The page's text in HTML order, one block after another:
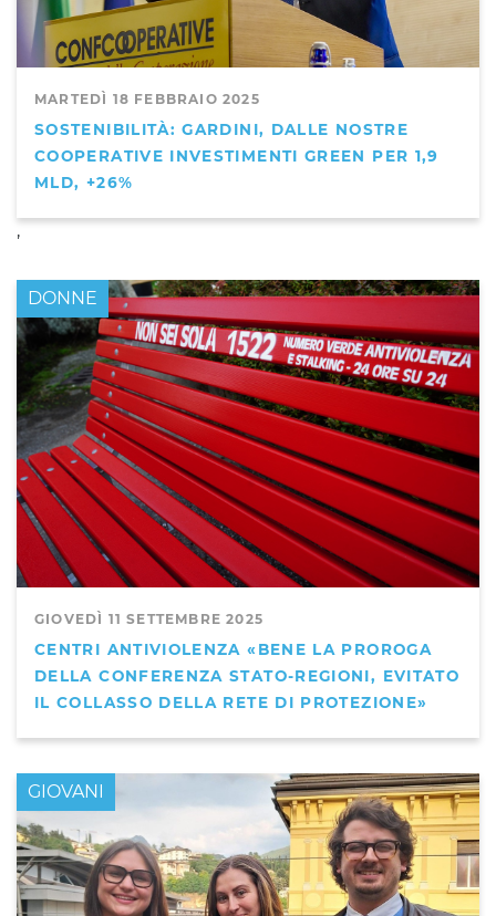
MARTEDÌ 18 FEBBRAIO 2025
SOSTENIBILITÀ: GARDINI, DALLE NOSTRE
COOPERATIVE INVESTIMENTI GREEN PER 1,9
MLD, +26%
,
GIOVEDÌ 11 SETTEMBRE 2025
CENTRI ANTIVIOLENZA «BENE LA PROROGA
DELLA CONFERENZA STATO-REGIONI, EVITATO
IL COLLASSO DELLA RETE DI PROTEZIONE»
DONNE
GIOVANI